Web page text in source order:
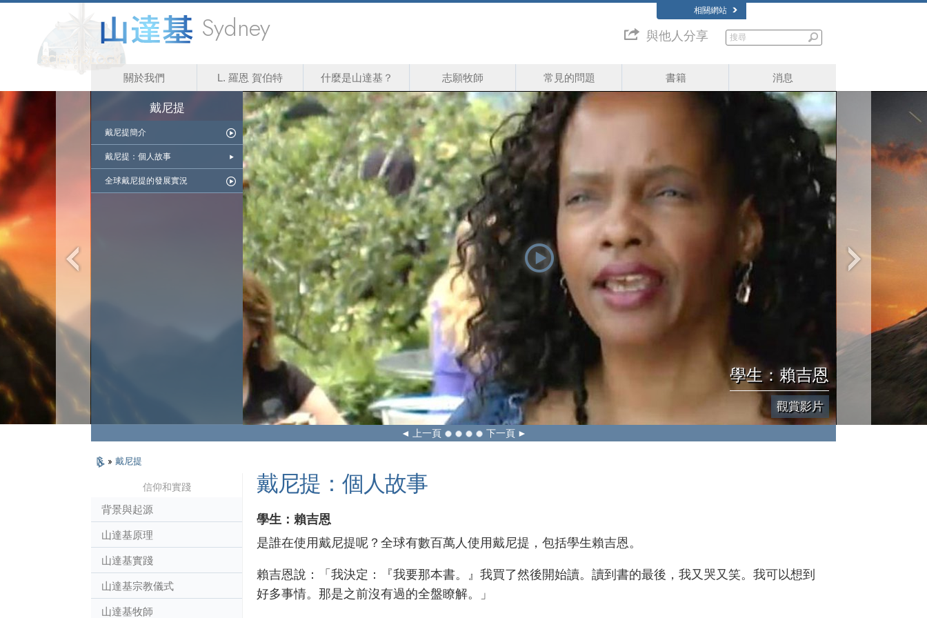
相關網站
Sydney 與他人分享
關於我們 L. 羅恩 賀伯特 什麼是山達基？ 志願牧師 常見的問題 書籍 消息
戴尼提
戴尼提簡介
戴尼提：個人故事
全球戴尼提的發展實況
學生：賴吉恩
觀賞影片
上一頁 下一頁
» 戴尼提
戴尼提：個人故事
學生：賴吉恩
是誰在使用戴尼提呢？全球有數百萬人使用戴尼提，包括學生賴吉恩。
賴吉恩說：「我決定：『我要那本書。』我買了然後開始讀。讀到書的最後，我又哭又笑。我可以想到
好多事情。那是之前沒有過的全盤瞭解。」
信仰和實踐
背景與起源
山達基原理
山達基實踐
山達基宗教儀式
山達基牧師